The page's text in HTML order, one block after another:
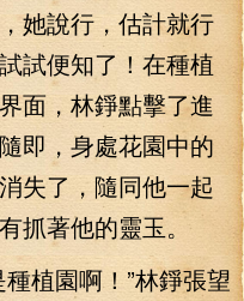
她說行，估計就行
試便知了！在種植
面，林錚點擊了進
即，身處花園中的
失了，隨同他一起
抓著他的靈玉。
園啊！”林錚張望